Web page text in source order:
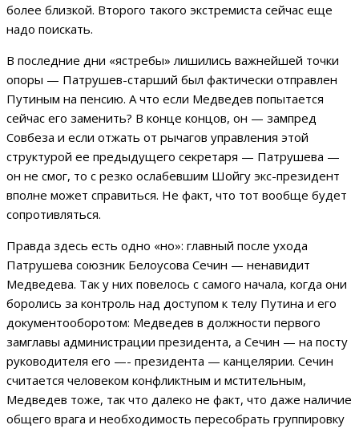
более близкой. Второго такого экстремиста сейчас еще
надо поискать.
В последние дни «ястребы» лишились важнейшей точки
опоры — Патрушев-старший был фактически отправлен
Путиным на пенсию. А что если Медведев попытается
сейчас его заменить? В конце концов, он — зампред
Совбеза и если отжать от рычагов управления этой
структурой ее предыдущего секретаря — Патрушева —
он не смог, то с резко ослабевшим Шойгу экс-президент
вполне может справиться. Не факт, что тот вообще будет
сопротивляться.
Правда здесь есть одно «но»: главный после ухода
Патрушева союзник Белоусова Сечин — ненавидит
Медведева. Так у них повелось с самого начала, когда они
боролись за контроль над доступом к телу Путина и его
документооборотом: Медведев в должности первого
замглавы администрации президента, а Сечин — на посту
руководителя его —- президента — канцелярии. Сечин
считается человеком конфликтным и мстительным,
Медведев тоже, так что далеко не факт, что даже наличие
общего врага и необходимость пересобрать группировку